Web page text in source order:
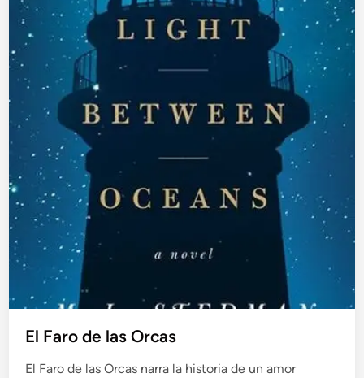
El Faro de las Orcas
El Faro de las Orcas narra la historia de un amor